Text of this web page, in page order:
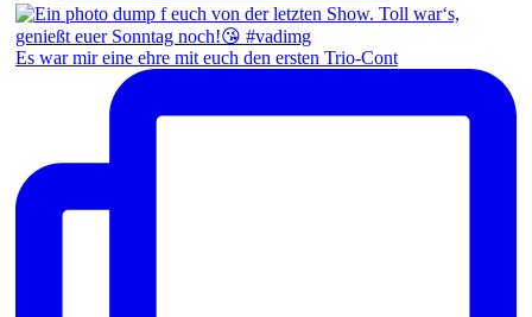
Es war mir eine ehre mit euch den ersten Trio-Cont